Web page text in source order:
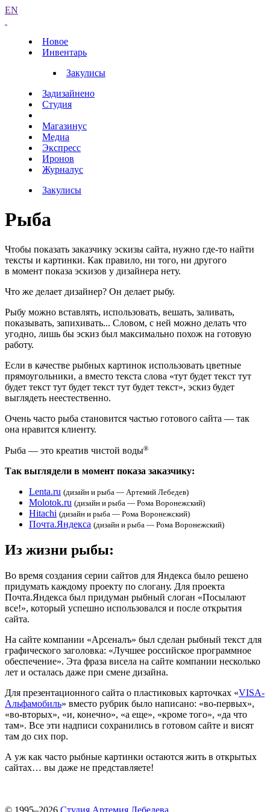
EN
Новое
Инвентарь
Закулисы
Задизайнено
Студия
Магазинус
Медиа
Экспресс
Иронов
Журналус
Закулисы
Рыба
Чтобы показать заказчику эскизы сайта, нужно где-то найти
тексты и картинки. Как правило, ни того, ни другого
в момент показа эскизов у дизайнера нету.
Что же делает дизайнер? Он делает рыбу.
Рыбу можно вставлять, использовать, вешать, заливать,
показывать, запихивать... Словом, с ней можно делать что
угодно, лишь бы эскиз был максимально похож на готовую
работу.
Если в качестве рыбных картинок использовать цветные
прямоугольники, а вместо текста слова «тут будет текст тут
будет текст тут будет текст тут будет текст», эскиз будет
выглядеть неестественно.
Очень часто рыба становится частью готового сайта — так
она нравится клиенту.
Рыба — это креатив чистой воды®
Так выглядели в момент показа заказчику:
Lenta.ru (дизайн и рыба — Артемий Лебедев)
Molotok.ru (дизайн и рыба — Рома Воронежский)
Hitachi (дизайн и рыба — Рома Воронежский)
Почта.Яндекса (дизайн и рыба — Рома Воронежский)
Из жизни рыбы:
Во время создания серии сайтов для Яндекса было решено
придумать каждому проекту по слогану. Для проекта
Почта.Яндекса был придуман рыбный слоган «Посылают
все!», который успешно использовался и после открытия
сайта.
На сайте компании «Арсеналъ» был сделан рыбный текст для
графического заголовка: «Лучшее российское программное
обеспечение». Эта фраза висела на сайте компании несколько
лет и осталась даже при смене дизайна.
Для презентационного сайта о пластиковых карточках «VISA-
Альфамобиль» вместо рубрик было написано: «во-первых»,
«во-вторых», «и, конечно», «а еще», «кроме того», «да что
там». Все эти надписи сохранились в готовом сайте и висят
там до сих пор.
А уж как часто рыбные картинки остаются жить в открытых
сайтах… вы даже не представляете!
© 1995–2026 Студия Артемия Лебедева